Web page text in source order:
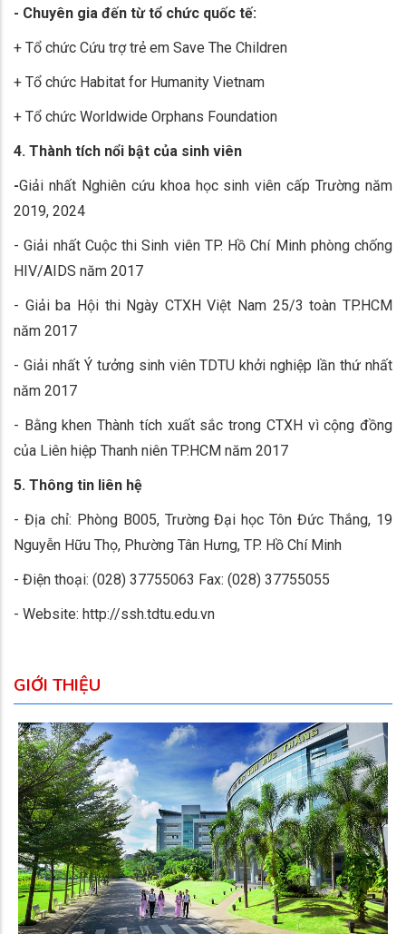
- Chuyên gia đến từ tổ chức quốc tế:
+ Tổ chức Cứu trợ trẻ em Save The Children
+ Tổ chức Habitat for Humanity Vietnam
+ Tổ chức Worldwide Orphans Foundation
4. Thành tích nổi bật của sinh viên
-Giải nhất Nghiên cứu khoa học sinh viên cấp Trường năm
2019, 2024
- Giải nhất Cuộc thi Sinh viên TP. Hồ Chí Minh phòng chống
HIV/AIDS năm 2017
- Giải ba Hội thi Ngày CTXH Việt Nam 25/3 toàn TP.HCM
năm 2017
- Giải nhất Ý tưởng sinh viên TDTU khởi nghiệp lần thứ nhất
năm 2017
- Bằng khen Thành tích xuất sắc trong CTXH vì cộng đồng
của Liên hiệp Thanh niên TP.HCM năm 2017
5. Thông tin liên hệ
- Địa chỉ: Phòng B005, Trường Đại học Tôn Đức Thắng, 19
Nguyễn Hữu Thọ, Phường Tân Hưng, TP. Hồ Chí Minh
- Điện thoại: (028) 37755063 Fax: (028) 37755055
- Website: http://ssh.tdtu.edu.vn
GIỚI THIỆU